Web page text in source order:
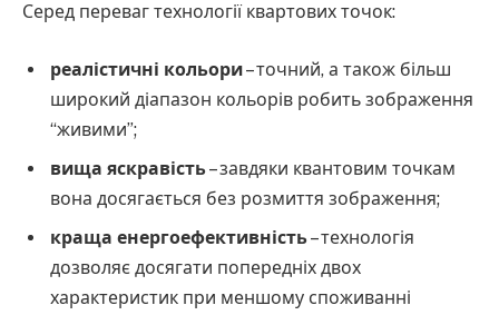
Серед переваг технології квартових точок:
реалістичні кольори– точний, а також більш
широкий діапазон кольорів робить зображення
“живими”;
вища яскравість– завдяки квантовим точкам
вона досягається без розмиття зображення;
краща енергоефективність– технологія
дозволяє досягати попередніх двох
характеристик при меншому споживанні